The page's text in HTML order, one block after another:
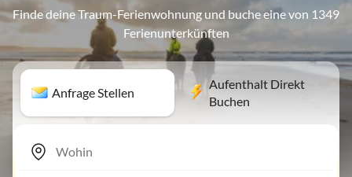
Finde deine Traum-Ferienwohnung und buche eine von 1349
Ferienunterkünften
Anfrage Stellen
Aufenthalt Direkt
Buchen